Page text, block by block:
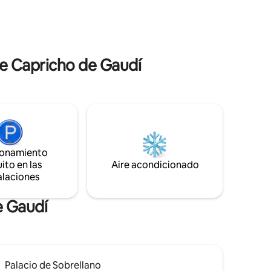
Capricho de Gaudí
en las
Aire acondicionado
Gaudí
Palacio de Sobrellano